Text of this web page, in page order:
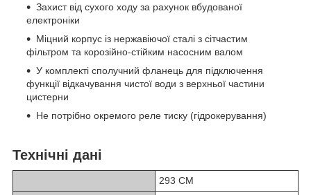
Захист від сухого ходу за рахунок вбудованої
електроніки
Міцний корпус із нержавіючої сталі з сітчастим
фільтром та корозійно-стійким насосним валом
У комплекті сполучний фланець для підключення
функції відкачування чистої води з верхньої частини
цистерни
Не потрібно окремого реле тиску (гідрокерування)
Технічні дані
293 CM